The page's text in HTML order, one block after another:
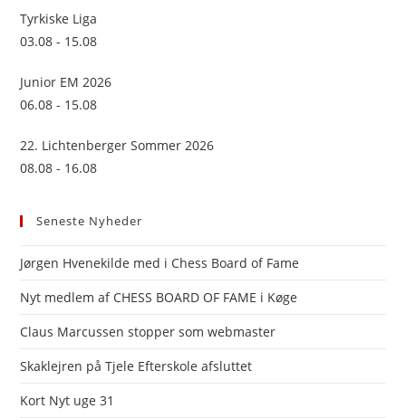
Tyrkiske Liga
03.08 - 15.08
Junior EM 2026
06.08 - 15.08
22. Lichtenberger Sommer 2026
08.08 - 16.08
Seneste Nyheder
Jørgen Hvenekilde med i Chess Board of Fame
Nyt medlem af CHESS BOARD OF FAME i Køge
Claus Marcussen stopper som webmaster
Skaklejren på Tjele Efterskole afsluttet
Kort Nyt uge 31